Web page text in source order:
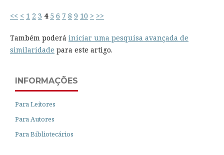
<< < 1 2 3 4 5 6 7 8 9 10 > >>
Também poderá iniciar uma pesquisa avançada de
similaridade para este artigo.
INFORMAÇÕES
Para Leitores
Para Autores
Para Bibliotecários